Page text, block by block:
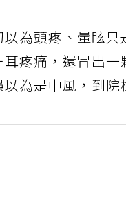
為頭疼、暈眩
疼痛，還冒出
為是中風，到